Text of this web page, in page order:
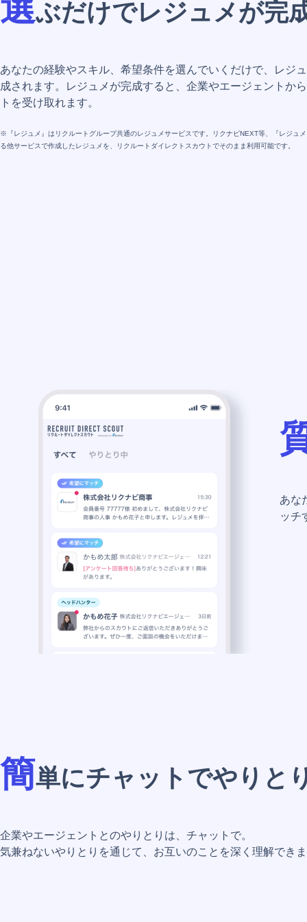
選ぶだけでレジュメが完
あなたの経験やスキル、希望条件を選んでいくだけで、レジ
成されます。レジュメが完成すると、企業やエージェントか
トを受け取れます。
※『レジュメ』はリクルートグループ共通のレジュメサービスです。リクナビNEXT等、『レジュ
る他サービスで作成したレジュメを、リクルートダイレクトスカウトでそのまま利用可能です。
あな
ッチ
簡単にチャットでやりと
企業やエージェントとのやりとりは、チャットで。
気兼ねないやりとりを通じて、お互いのことを深く理解でき